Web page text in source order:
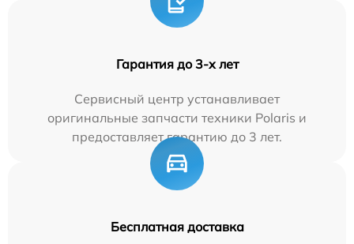
Гарантия до 3-х лет
Сервисный центр устанавливает
оригинальные запчасти техники Polaris и
предоставляет гарантию до 3 лет.
Бесплатная доставка